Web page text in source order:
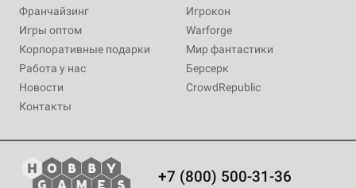
Франчайзинг
Игры оптом
Корпоративные подарки
Работа у нас
Новости
Контакты
Игрокон
Warforge
Мир фантастики
Берсерк
CrowdRepublic
+7 (800) 500-31-36